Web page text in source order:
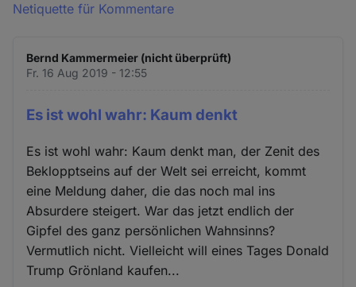
Netiquette für Kommentare
Bernd Kammermeier (nicht überprüft)
Fr. 16 Aug 2019 - 12:55
Es ist wohl wahr: Kaum denkt
Es ist wohl wahr: Kaum denkt man, der Zenit des
Beklopptseins auf der Welt sei erreicht, kommt
eine Meldung daher, die das noch mal ins
Absurdere steigert. War das jetzt endlich der
Gipfel des ganz persönlichen Wahnsinns?
Vermutlich nicht. Vielleicht will eines Tages Donald
Trump Grönland kaufen...